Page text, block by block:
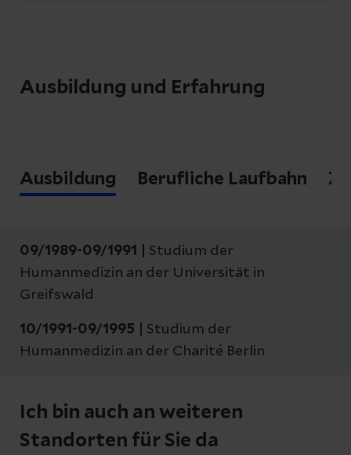
Ausbildung und Erfahrung
Ausbildung Berufliche Laufbahn
09/1989-09/1991 | Studium der
Humanmedizin an der Universität in
Greifswald
10/1991-09/1995
Studium der
Humanmedizin an der Charité Berlin
Ich bin auch an weiteren
Standorten für Sie da